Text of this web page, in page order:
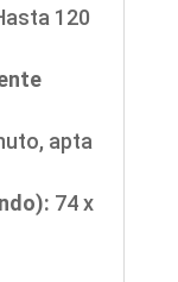
120
apta
74 x